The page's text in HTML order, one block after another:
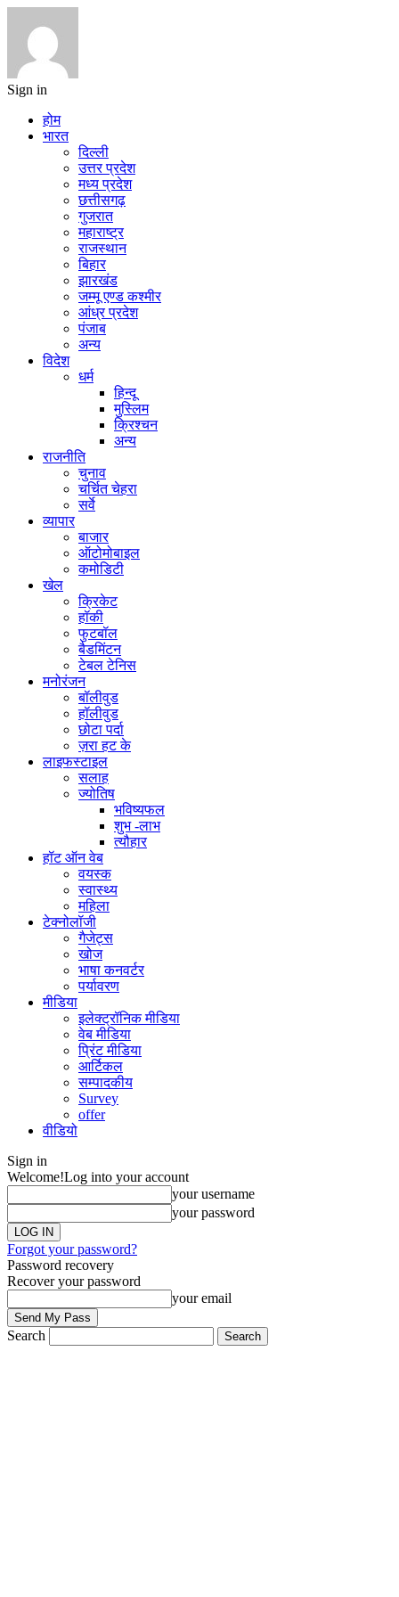
Sign in
होम
भारत
दिल्ली
उत्तर प्रदेश
मध्य प्रदेश
छत्तीसगढ़
गुजरात
महाराष्ट्र
राजस्थान
बिहार
झारखंड
जम्मू एण्ड कश्मीर
आंध्र प्रदेश
पंजाब
अन्य
विदेश
धर्म
हिन्दू
मुस्लिम
क्रिश्चन
अन्य
राजनीति
चुनाव
चर्चित चेहरा
सर्वे
व्यापार
बाजार
ऑटोमोबाइल
कमोडिटी
खेल
क्रिकेट
हॉकी
फुटबॉल
बैडमिंटन
टेबल टेनिस
मनोरंजन
बॉलीवुड
हॉलीवुड
छोटा पर्दा
ज़रा हट के
लाइफस्टाइल
सलाह
ज्योतिष
भविष्यफल
शुभ -लाभ
त्यौहार
हॉट ऑन वेब
वयस्क
स्वास्थ्य
महिला
टेक्नोलॉजी
गैजेट्स
खोज
भाषा कनवर्टर
पर्यावरण
मीडिया
इलेक्ट्रॉनिक मीडिया
वेब मीडिया
प्रिंट मीडिया
आर्टिकल
सम्पादकीय
Survey
offer
वीडियो
Sign in
Welcome!Log into your account
your username
your password
Forgot your password?
Password recovery
Recover your password
your email
Search